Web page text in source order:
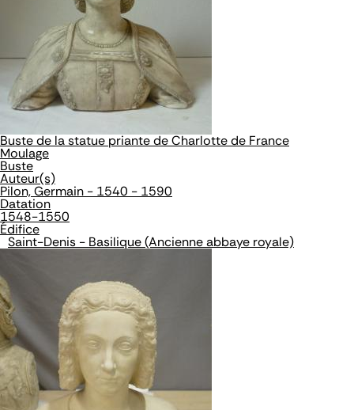
Buste de la statue priante de Charlotte de France
Moulage
Buste
Auteur(s)
Pilon, Germain - 1540 - 1590
Datation
1548-1550
Édifice
Saint-Denis - Basilique (Ancienne abbaye royale)